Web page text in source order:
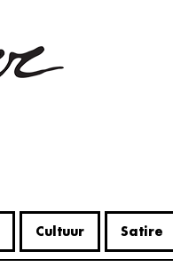
Cultuur Satire